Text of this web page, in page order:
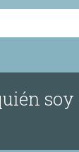
soy